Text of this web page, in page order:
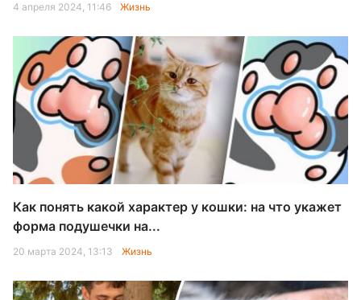
4 апреля 2024, 11:46 Жизнь
Как понять какой характер у кошки: на что укажет
форма подушечки на...
20 марта 2024, 13:13 Жизнь